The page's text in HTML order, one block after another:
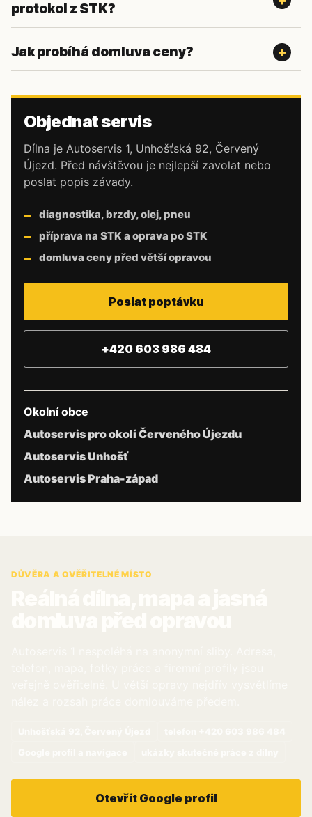
protokol z STK?
Jak probíhá domluva ceny?
Objednat servis
Dílna je Autoservis 1, Unhošťská 92, Červený
Újezd. Před návštěvou je nejlepší zavolat nebo
poslat popis závady.
diagnostika, brzdy, olej, pneu
příprava na STK a oprava po STK
domluva ceny před větší opravou
Poslat poptávku
+420 603 986 484
Okolní obce
Autoservis pro okolí Červeného Újezdu
Autoservis Unhošť
Autoservis Praha-západ
DŮVĚRA A OVĚŘITELNÉ MÍSTO
Otevřít Google profil